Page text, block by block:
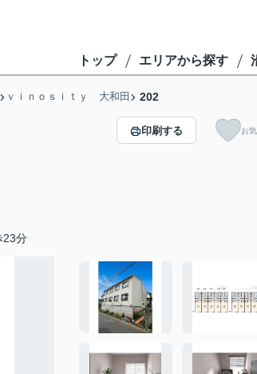
トップ エリアから探す
ｖｉｎｏｓｉｔｙ 大和田 202
23分
印刷する お